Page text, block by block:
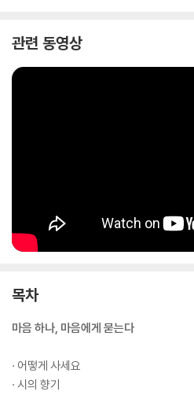
관련 동영상
목차
마음 하나, 마음에게 묻는다
· 어떻게 사세요
· 시의 향기